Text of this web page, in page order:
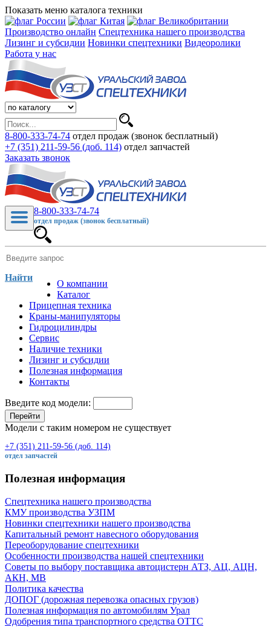
Показать меню каталога техники
Производство онлайн Спецтехника нашего производства
Лизинг и субсидии Новинки спецтехники Видеоролики
Работа у нас
8-800-333-74-74 отдел продаж (звонок бесплатный)
+7 (351) 211-59-56 (доб. 114) отдел запчастей
Заказать звонок
8-800-333-74-74
отдел продаж (звонок бесплатный)
Найти
О компании
Каталог
Прицепная техника
Краны-манипуляторы
Гидроцилиндры
Сервис
Наличие техники
Лизинг и субсидии
Полезная информация
Контакты
Введите код модели:
Перейти
Модели с таким номером не существует
+7 (351) 211-59-56 (доб. 114)
отдел запчастей
Полезная информация
Спецтехника нашего производства
КМУ производства УЗПМ
Новинки спецтехники нашего производства
Капитальный ремонт навесного оборудования
Переоборудование спецтехники
Особенности производства нашей спецтехники
Советы по выбору поставщика автоцистерн АТЗ, АЦ, АЦН,
АКН, МВ
Политика качества
ДОПОГ (дорожная перевозка опасных грузов)
Полезная информация по автомобилям Урал
Одобрения типа транспортного средства ОТТС